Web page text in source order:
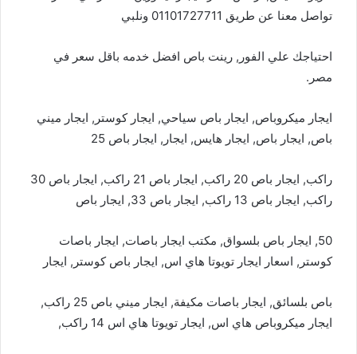
تواصل معنا عن طريق 01101727711 ونلبي
احتياجك علي الفور, رينت باص افضل خدمه باقل سعر في
مصر.
ايجار ميكروباص, ايجار باص سياحي, ايجار كوستر, ايجار ميني
باص, ايجار باص, ايجار هايس, ايجار, ايجار باص 25
راكب, ايجار باص 20 راكب, ايجار باص 21 راكب, ايجار باص 30
راكب, ايجار باص 13 راكب, ايجار باص 33, ايجار باص
50, ايجار باص بلسواق, مكتب ايجار باصات, ايجار باصات
كوستر, اسعار ايجار تويوتا هاي اس, ايجار باص كوستر, ايجار
باص بلسائق, ايجار باصات مكيفة, ايجار ميني باص 25 راكب,
ايجار ميكروباص هاي اس, ايجار تويوتا هاي اس 14 راكب,